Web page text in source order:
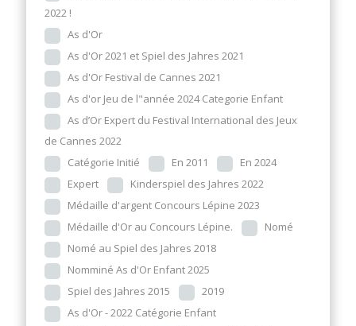
2022 !
As d'Or
As d'Or 2021 et Spiel des Jahres 2021
As d'Or Festival de Cannes 2021
As d'or Jeu de l"année 2024 Categorie Enfant
As d’Or Expert du Festival International des Jeux
de Cannes 2022
Catégorie Initié
En 2011
En 2024
Expert
Kinderspiel des Jahres 2022
Médaille d'argent Concours Lépine 2023
Médaille d'Or au Concours Lépine.
Nomé
Nomé au Spiel des Jahres 2018
Nomminé As d'Or Enfant 2025
Spiel des Jahres 2015
2019
As d'Or - 2022 Catégorie Enfant